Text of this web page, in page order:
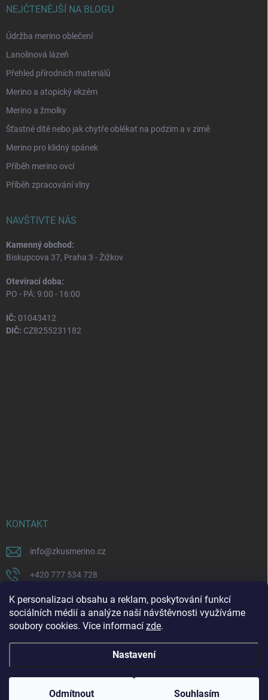
K personalizaci obsahu a reklam, poskytování funkcí
sociálních médií a analýze naší návštěvnosti využíváme
soubory cookies. Více informací zde.
Nastavení
Odmítnout Souhlasím
NEJČTENĚJŠÍ NA BLOGU
Údržba merino oblečení
Lanolinová lázeň
Přehled přírodních materiálů
Merino a atopický ekzém
Merino a žmolky
Šťastné dítě nebo jak chytře oblékat na podzim a v zimě
Merino pro klidný spánek
Příběh merino ovcí
Příběh zpracování vlny
NAVŠTIVTE NÁS
Kamenný obchod:
Biskupcova 37, Praha 3 - Žižkov
Otevírací doba:
PO - PÁ: 9:00 - 16:00
IČ: 01043412
DIČ: CZ8255231182
KONTAKT
info@zkusmerino.cz
+420 777 534 728
https://www.facebook.com/zkusmerino/
zkusmerino.cz
Copyright 2026ZKUSMERINO. Všechna práva vyhrazena.Upravit nastavení